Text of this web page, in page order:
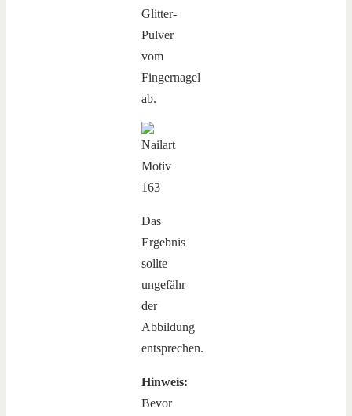
Glitter-
Pulver
vom
Fingernagel
ab.
Das
Ergebnis
sollte
ungefähr
der
Abbildung
entsprechen.
Hinweis:
Bevor